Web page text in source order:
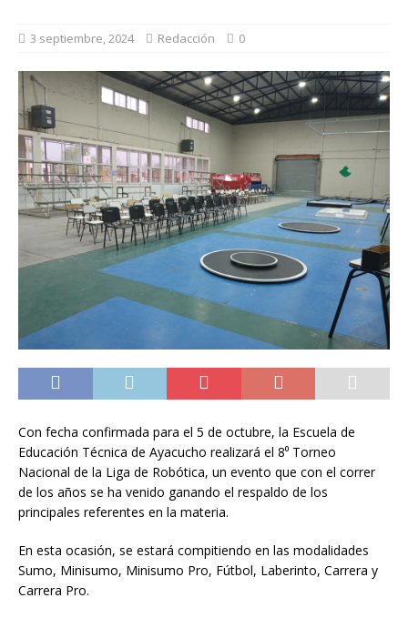
3 septiembre, 2024 Redacción 0
Con fecha confirmada para el 5 de octubre, la Escuela de
Educación Técnica de Ayacucho realizará el 8⁰ Torneo
Nacional de la Liga de Robótica, un evento que con el correr
de los años se ha venido ganando el respaldo de los
principales referentes en la materia.
En esta ocasión, se estará compitiendo en las modalidades
Sumo, Minisumo, Minisumo Pro, Fútbol, Laberinto, Carrera y
Carrera Pro.